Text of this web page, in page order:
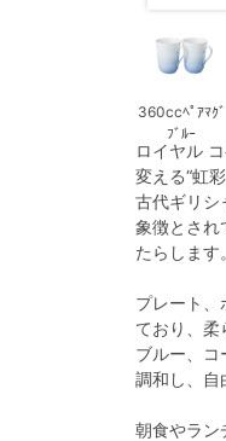
360ccﾍﾟｱﾏｸﾞ
ﾌﾞﾙｰ
ロイヤル
変える“虹
古代ギリシ
象徴とされ
たらします。
プレート
ており、柔
ブルー、
調和し、自
朝食やラン